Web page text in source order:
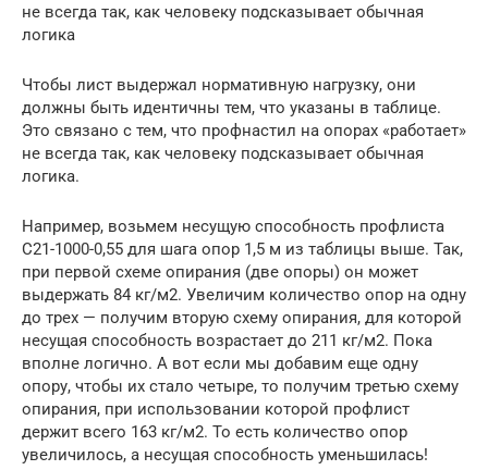
не всегда так, как человеку подсказывает обычная
логика
Чтобы лист выдержал нормативную нагрузку, они
должны быть идентичны тем, что указаны в таблице.
Это связано с тем, что профнастил на опорах «работает»
не всегда так, как человеку подсказывает обычная
логика.
Например, возьмем несущую способность профлиста
С21-1000-0,55 для шага опор 1,5 м из таблицы выше. Так,
при первой схеме опирания (две опоры) он может
выдержать 84 кг/м2. Увеличим количество опор на одну
до трех — получим вторую схему опирания, для которой
несущая способность возрастает до 211 кг/м2. Пока
вполне логично. А вот если мы добавим еще одну
опору, чтобы их стало четыре, то получим третью схему
опирания, при использовании которой профлист
держит всего 163 кг/м2. То есть количество опор
увеличилось, а несущая способность уменьшилась!